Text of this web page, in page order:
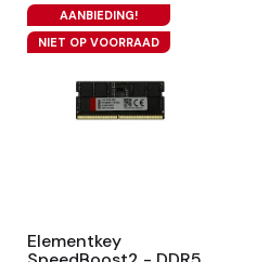
Betrouwbare...
AANBIEDING!
NIET OP VOORRAAD
Elementkey